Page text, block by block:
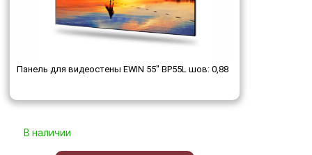
Панель для видеостены EWIN 55" BP55L шов: 0,88
В наличии